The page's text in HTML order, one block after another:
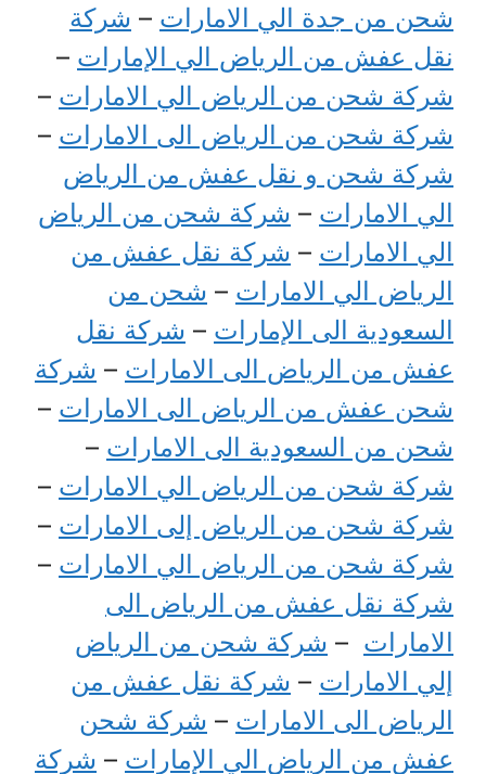
شحن من جدة الي الامارات – شركة
نقل عفش من الرياض الي الإمارات –
شركة شحن من الرياض الي الامارات –
شركة شحن من الرياض الى الامارات –
شركة شحن و نقل عفش من الرياض
الي الامارات – شركة شحن من الرياض
الي الامارات – شركة نقل عفش من
الرياض الي الامارات – شحن من
السعودية الى الإمارات – شركة نقل
عفش من الرياض الى الامارات – شركة
شحن عفش من الرياض الى الامارات –
شحن من السعودية الى الامارات –
شركة شحن من الرياض الي الامارات –
شركة شحن من الرياض إلى الامارات –
شركة شحن من الرياض الي الامارات –
شركة نقل عفش من الرياض الى
الامارات – شركة شحن من الرياض
إلي الامارات – شركة نقل عفش من
الرياض الى الامارات – شركة شحن
عفش من الرياض الي الإمارات – شركة